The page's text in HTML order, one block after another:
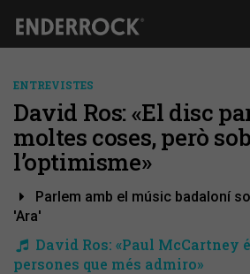
ENTREVISTES
David Ros: «El disc
moltes coses, però
l’optimisme»
Parlem amb el músic badaloní
'Ara'
David Ros: «Paul McCartney
persones que més admiro»